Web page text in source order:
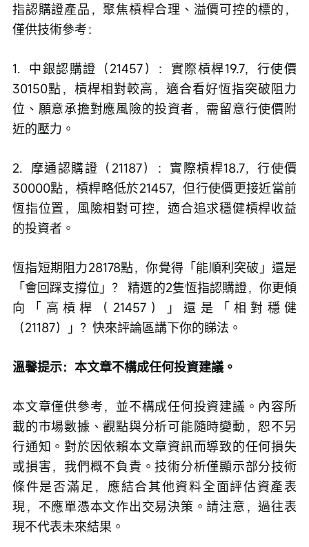
指認購證產品，聚焦槓桿合理、溢價可控的標的，
僅供技術參考：
1.  中銀認購證（21457）：實際槓桿19.7，行使價
30150點，槓桿相對較高，適合看好恆指突破阻力
位、願意承擔對應風險的投資者，需留意行使價附
近的壓力。
2.  摩通認購證（21187）：實際槓桿18.7，行使價
30000點，槓桿略低於21457，但行使價更接近當前
恆指位置，風險相對可控，適合追求穩健槓桿收益
的投資者。
恆指短期阻力28178點，你覺得「能順利突破」還是
「會回踩支撐位」？ 精選的2隻恆指認購證，你更傾
向「高槓桿（21457）」還是「相對穩健
（21187）」？快來評論區講下你的睇法。
溫馨提示：本文章不構成任何投資建議。
本文章僅供參考，並不構成任何投資建議。內容所
載的市場數據、觀點與分析可能隨時變動，恕不另
行通知。對於因依賴本文章資訊而導致的任何損失
或損害，我們概不負責。技術分析僅顯示部分技術
條件是否滿足，應結合其他資料全面評估資產表
現，不應單憑本文作出交易決策。請注意，過往表
現不代表未來結果。